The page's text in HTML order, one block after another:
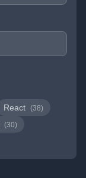
React (38)
(30)